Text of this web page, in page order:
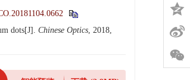
dots[J]. Chinese Optics, 2018,